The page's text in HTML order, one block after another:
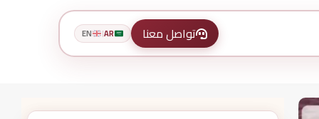
تواصل معنا AR
|
EN